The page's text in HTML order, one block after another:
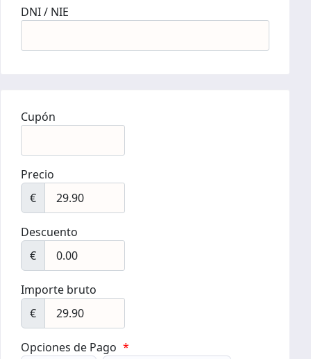
DNI / NIE
Cupón
Precio
€
Descuento
€
Importe bruto
€
Opciones de Pago *